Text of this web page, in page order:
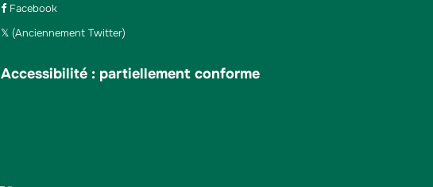
Facebook
(Anciennement Twitter)
Accessibilité : partiellement conforme